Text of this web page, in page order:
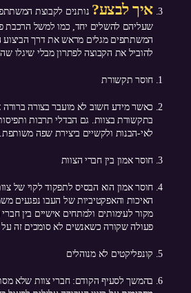
איך לבצע? נותנים לקבוצת
שעליהם להשלים יחד, כמו למשל הרכבת
המשתתפים מגלים מראש את דרך הביצוע
להוביל את הקבוצה לפתרון מבלי שיגלו
חוסר תקשורת
כאשר מידע חשוב לא מועבר בצורה ברורה
בתקשורת בצוות. גם הבדלי תרבות
לאי-הבנות ולקשיים ביצירת שפה משותפת.
חוסר אמון בין חברי הצוות
חוסר אמון הוא הבסיס לתפקוד לקוי של
האיכות והאפקטיביות של העבו נפגעים
מקור לעימותים ולמתחים אישיים בין
פעולה שקורה כשאנשים לא סומכים זה על
קונפליקטים לא מנוהלים
בהמשך לסעיף הקודם: חברי צוות שלא